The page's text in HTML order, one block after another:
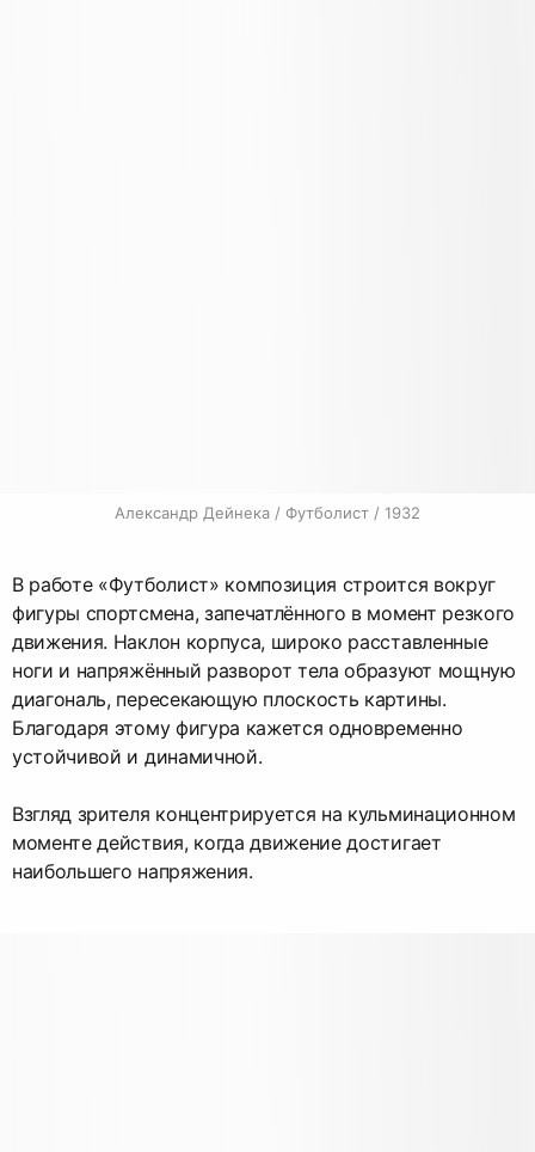
Александр Дейнека / Футболист / 1932
В работе «Футболист» композиция строится вокруг
фигуры спортсмена, запечатлённого в момент резкого
движения. Наклон корпуса, широко расставленные
ноги и напряжённый разворот тела образуют мощную
диагональ, пересекающую плоскость картины.
Благодаря этому фигура кажется одновременно
устойчивой и динамичной.
Взгляд зрителя концентрируется на кульминационном
моменте действия, когда движение достигает
наибольшего напряжения.